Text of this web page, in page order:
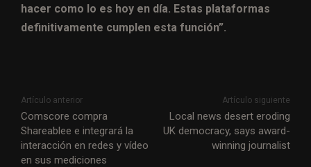
hacer como lo es hoy en día. Estas plataformas
definitivamente cumplen esta función”.
Artículo anterior
Comscore compra
Shareablee e integrará la
interacción en redes y vídeo
en sus mediciones
Artículo siguiente
Local news desert eroding
UK democracy, says award-
winning journalist